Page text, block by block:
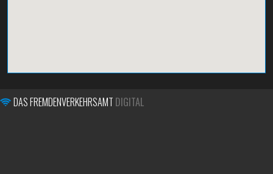
DAS FREMDENVERKEHRSAMT DIGITAL